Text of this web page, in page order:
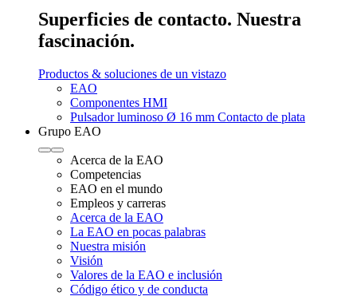
Superficies de contacto. Nuestra
fascinación.
Productos & soluciones de un vistazo
EAO
Componentes HMI
Pulsador luminoso Ø 16 mm Contacto de plata
Grupo EAO
Acerca de la EAO
Competencias
EAO en el mundo
Empleos y carreras
Acerca de la EAO
La EAO en pocas palabras
Nuestra misión
Visión
Valores de la EAO e inclusión
Código ético y de conducta